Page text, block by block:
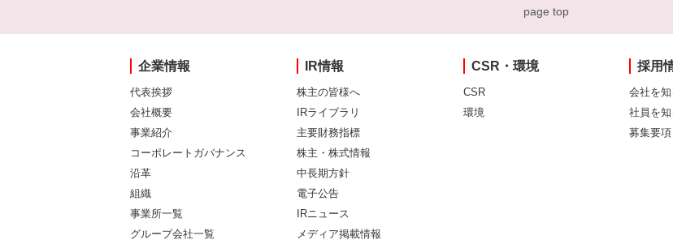
page top
企業情報
代表挨拶
会社概要
事業紹介
コーポレートガバナンス
沿革
組織
事業所一覧
グループ会社一覧
IR情報
株主の皆様へ
IRライブラリ
主要財務指標
株主・株式情報
中長期方針
電子公告
IRニュース
メディア掲載情報
CSR・環境
CSR
環境
採用
会社を知
社員を知
募集要項